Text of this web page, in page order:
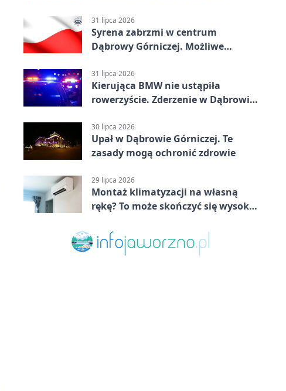
31 lipca 2026
Syrena zabrzmi w centrum
Dąbrowy Górniczej. Możliwe
31 lipca 2026
Kierująca BMW nie ustąpiła
rowerzyście. Zderzenie w Dąbrowie
30 lipca 2026
Upał w Dąbrowie Górniczej. Te
zasady mogą ochronić zdrowie
29 lipca 2026
Montaż klimatyzacji na własną
rękę? To może skończyć się wysoką